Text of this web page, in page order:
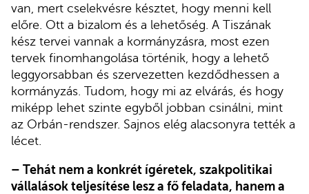
van, mert cselekvésre késztet, hogy menni kell
előre. Ott a bizalom és a lehetőség. A Tiszának
kész tervei vannak a kormányzásra, most ezen
tervek finomhangolása történik, hogy a lehető
leggyorsabban és szervezetten kezdődhessen a
kormányzás. Tudom, hogy mi az elvárás, és hogy
miképp lehet szinte egyből jobban csinálni, mint
az Orbán-rendszer. Sajnos elég alacsonyra tették a
lécet.
– Tehát nem a konkrét ígéretek, szakpolitikai
vállalások teljesítése lesz a fő feladata, hanem a